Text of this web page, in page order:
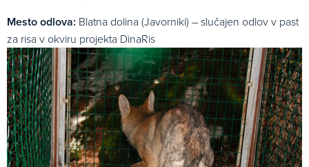
Mesto odlova: Blatna dolina (Javorniki) – slučajen odlov v past
za risa v okviru projekta DinaRis